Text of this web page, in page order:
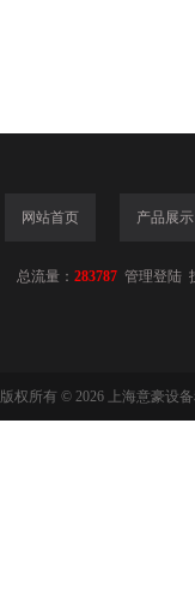
网站首页 产品展示
总流量： 283787 管理登陆
版权所有 © 2026 上海意豪设